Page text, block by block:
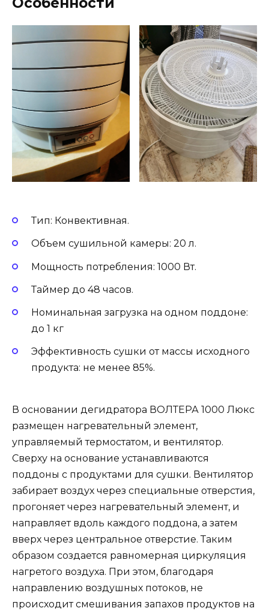
Тип: Конвективная.
Объем сушильной камеры: 20 л.
Мощность потребления: 1000 Вт.
Таймер до 48 часов.
Номинальная загрузка на одном поддоне:
до 1 кг
Эффективность сушки от массы исходного
продукта: не менее 85%.
В основании дегидратора ВОЛТЕРА 1000 Люкс
размещен нагревательный элемент,
управляемый термостатом, и вентилятор.
Сверху на основание устанавливаются
поддоны с продуктами для сушки. Вентилятор
забирает воздух через специальные отверстия,
прогоняет через нагревательный элемент, и
направляет вдоль каждого поддона, а затем
вверх через центральное отверстие. Таким
образом создается равномерная циркуляция
нагретого воздуха. При этом, благодаря
направлению воздушных потоков, не
происходит смешивания запахов продуктов на